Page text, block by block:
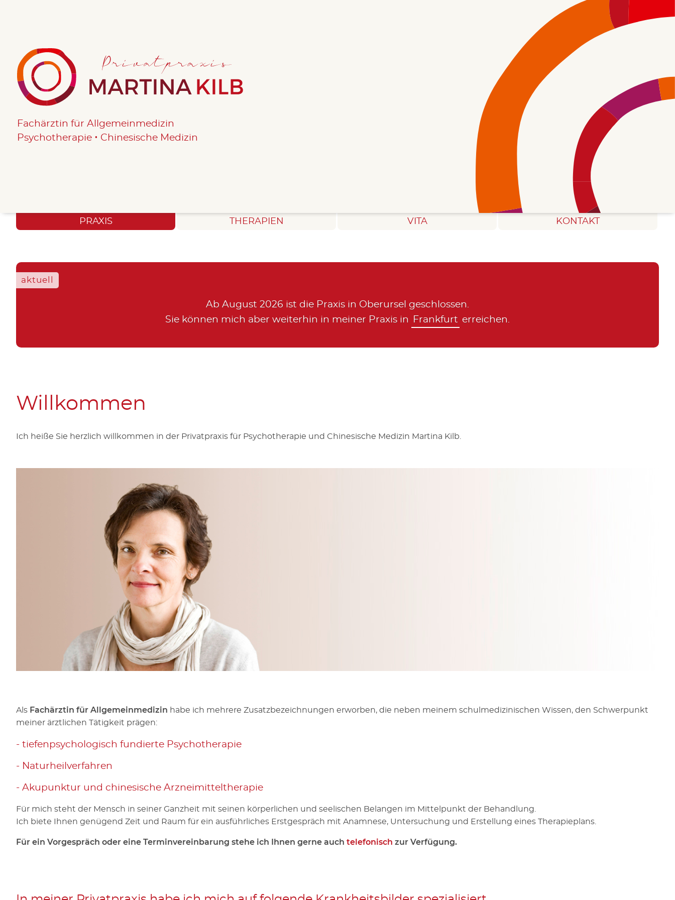
Fachärztin für Allgemeinmedizin
Psychotherapie • Chinesische Medizin
Navigation überspringen
PRAXIS THERAPIEN VITA KONTAKT
aktuell
Ab August 2026 ist die Praxis in Oberursel geschlossen.
Sie können mich aber weiterhin in meiner Praxis in
Frankfurt erreichen.
Willkommen
Ich heiße Sie herzlich willkommen in der Privatpraxis für Psychotherapie und Chinesische Medizin Martina Kilb.
Als Fachärztin für Allgemeinmedizin habe ich mehrere Zusatzbezeichnungen erworben, die neben meinem schulmedizinischen Wissen, den Schwerpunkt
meiner ärztlichen Tätigkeit prägen:
- tiefenpsychologisch fundierte Psychotherapie
- Naturheilverfahren
- Akupunktur und chinesische Arzneimitteltherapie
Für mich steht der Mensch in seiner Ganzheit mit seinen körperlichen und seelischen Belangen im Mittelpunkt der Behandlung.
Ich biete Ihnen genügend Zeit und Raum für ein ausführliches Erstgespräch mit Anamnese, Untersuchung und Erstellung eines Therapieplans.
Für ein Vorgespräch oder eine Terminvereinbarung stehe ich Ihnen gerne auch telefonisch zur Verfügung.